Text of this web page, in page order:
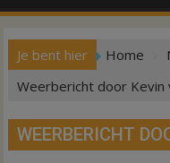
Je bent hier Home
Weerbericht door Kevin
WEERBERICHT